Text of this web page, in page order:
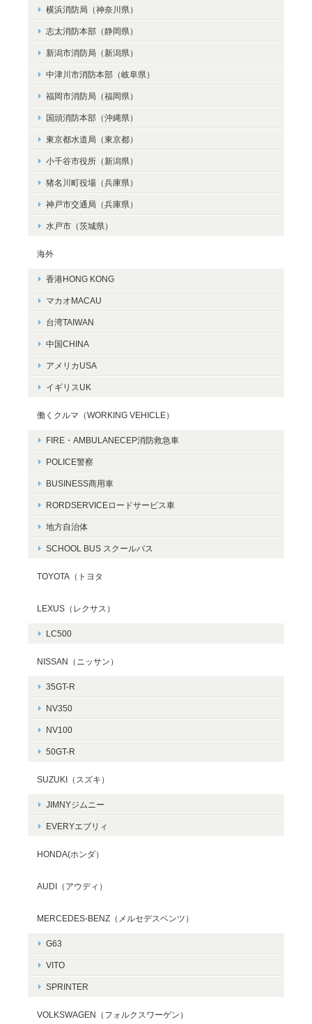
横浜消防局（神奈川県）
志太消防本部（静岡県）
新潟市消防局（新潟県）
中津川市消防本部（岐阜県）
福岡市消防局（福岡県）
国頭消防本部（沖縄県）
東京都水道局（東京都）
小千谷市役所（新潟県）
猪名川町役場（兵庫県）
神戸市交通局（兵庫県）
水戸市（茨城県）
海外
香港HONG KONG
マカオMACAU
台湾TAIWAN
中国CHINA
アメリカUSA
イギリスUK
働くクルマ（WORKING VEHICLE）
FIRE・AMBULANECEP消防救急車
POLICE警察
BUSINESS商用車
RORDSERVICEロードサービス車
地方自治体
SCHOOL BUS スクールバス
TOYOTA（トヨタ
LEXUS（レクサス）
LC500
NISSAN（ニッサン）
35GT-R
NV350
NV100
50GT-R
SUZUKI（スズキ）
JIMNYジムニー
EVERYエブリィ
HONDA(ホンダ）
AUDI（アウディ）
MERCEDES-BENZ（メルセデスベンツ）
G63
VITO
SPRINTER
VOLKSWAGEN（フォルクスワーゲン）